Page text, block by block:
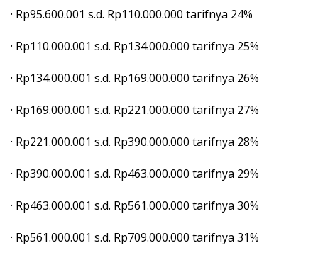
· Rp95.600.001 s.d. Rp110.000.000 tarifnya 24%
· Rp110.000.001 s.d. Rp134.000.000 tarifnya 25%
· Rp134.000.001 s.d. Rp169.000.000 tarifnya 26%
· Rp169.000.001 s.d. Rp221.000.000 tarifnya 27%
· Rp221.000.001 s.d. Rp390.000.000 tarifnya 28%
· Rp390.000.001 s.d. Rp463.000.000 tarifnya 29%
· Rp463.000.001 s.d. Rp561.000.000 tarifnya 30%
· Rp561.000.001 s.d. Rp709.000.000 tarifnya 31%